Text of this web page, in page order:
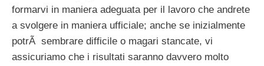
formarvi in maniera adeguata per il lavoro che andrete
a svolgere in maniera ufficiale; anche se inizialmente
potrÃ sembrare difficile o magari stancate, vi
assicuriamo che i risultati saranno davvero molto